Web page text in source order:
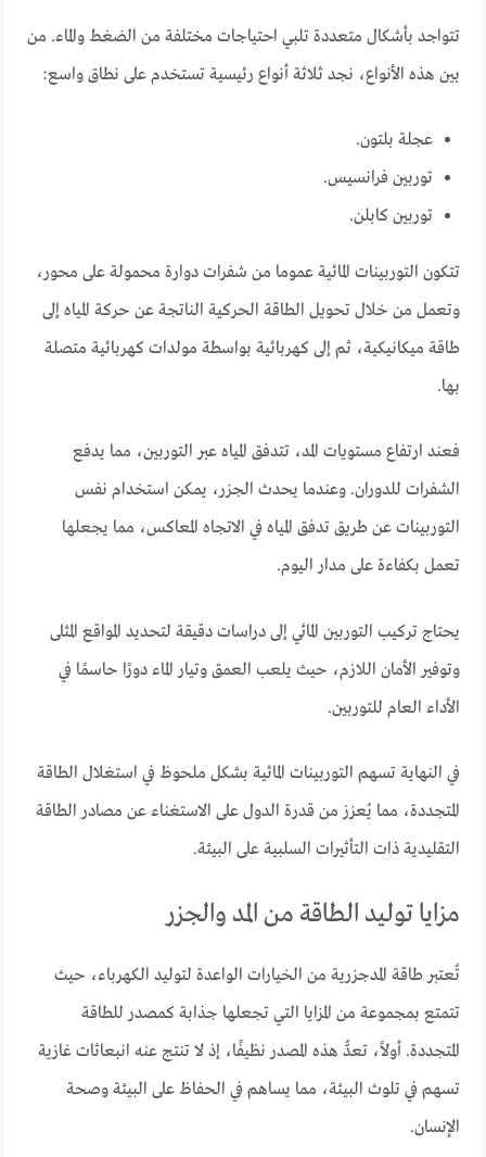
تتواجد بأشكال متعددة تلبي احتياجات مختلفة من الضغط والماء. من
بين هذه الأنواع، نجد ثلاثة أنواع رئيسية تستخدم على نطاق واسع:
عجلة بلتون.
توربين فرانسيس.
توربين كابلن.
تتكون التوربينات المائية عموما من شفرات دوارة محمولة على محور،
وتعمل من خلال تحويل الطاقة الحركية الناتجة عن حركة المياه إلى
طاقة ميكانيكية، ثم إلى كهربائية بواسطة مولدات كهربائية متصلة
بها.
فعند ارتفاع مستويات المد، تتدفق المياه عبر التوربين، مما يدفع
الشفرات للدوران. وعندما يحدث الجزر، يمكن استخدام نفس
التوربينات عن طريق تدفق المياه في الاتجاه المعاكس، مما يجعلها
تعمل بكفاءة على مدار اليوم.
يحتاج تركيب التوربين المائي إلى دراسات دقيقة لتحديد المواقع المثلى
وتوفير الأمان اللازم، حيث يلعب العمق وتيار الماء دورًا حاسمًا في
الأداء العام للتوربين.
في النهاية تسهم التوربينات المائية بشكل ملحوظ في استغلال الطاقة
المتجددة، مما يُعزز من قدرة الدول على الاستغناء عن مصادر الطاقة
التقليدية ذات التأثيرات السلبية على البيئة.
مزايا توليد الطاقة من المد والجزر
تُعتبر طاقة المدجزرية من الخيارات الواعدة لتوليد الكهرباء، حيث
تتمتع بمجموعة من المزايا التي تجعلها جذابة كمصدر للطاقة
المتجددة. أولاً، تعدُّ هذه المصدر نظيفًا، إذ لا تنتج عنه انبعاثات غازية
تسهم في تلوث البيئة، مما يساهم في الحفاظ على البيئة وصحة
الإنسان.